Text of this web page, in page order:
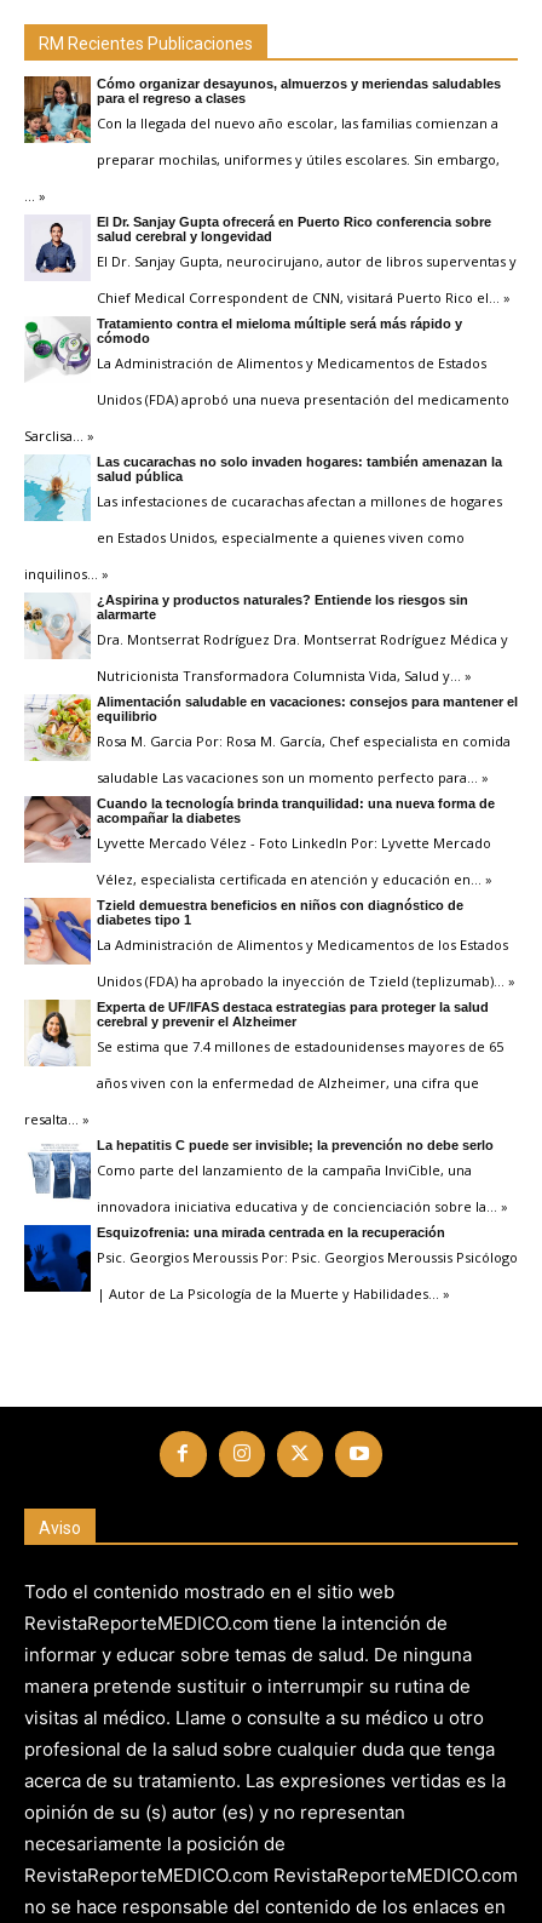
RM Recientes Publicaciones
Cómo organizar desayunos, almuerzos y meriendas saludables
para el regreso a clases
Con la llegada del nuevo año escolar, las familias comienzan a
preparar mochilas, uniformes y útiles escolares. Sin embargo,
… »
El Dr. Sanjay Gupta ofrecerá en Puerto Rico conferencia sobre
salud cerebral y longevidad
El Dr. Sanjay Gupta, neurocirujano, autor de libros superventas y
Chief Medical Correspondent de CNN, visitará Puerto Rico el … »
Tratamiento contra el mieloma múltiple será más rápido y
cómodo
La Administración de Alimentos y Medicamentos de Estados
Unidos (FDA) aprobó una nueva presentación del medicamento
Sarclisa … »
Las cucarachas no solo invaden hogares: también amenazan la
salud pública
Las infestaciones de cucarachas afectan a millones de hogares
en Estados Unidos, especialmente a quienes viven como
inquilinos … »
¿Aspirina y productos naturales? Entiende los riesgos sin
alarmarte
Dra. Montserrat Rodríguez Dra. Montserrat Rodríguez Médica y
Nutricionista Transformadora Columnista Vida, Salud y … »
Alimentación saludable en vacaciones: consejos para mantener el
equilibrio
Rosa M. Garcia Por: Rosa M. García, Chef especialista en comida
saludable Las vacaciones son un momento perfecto para … »
Cuando la tecnología brinda tranquilidad: una nueva forma de
acompañar la diabetes
Lyvette Mercado Vélez - Foto LinkedIn Por: Lyvette Mercado
Vélez, especialista certificada en atención y educación en … »
Tzield demuestra beneficios en niños con diagnóstico de
diabetes tipo 1
La Administración de Alimentos y Medicamentos de los Estados
Unidos (FDA) ha aprobado la inyección de Tzield (teplizumab) … »
Experta de UF/IFAS destaca estrategias para proteger la salud
cerebral y prevenir el Alzheimer
Se estima que 7.4 millones de estadounidenses mayores de 65
años viven con la enfermedad de Alzheimer, una cifra que
resalta … »
La hepatitis C puede ser invisible; la prevención no debe serlo
Como parte del lanzamiento de la campaña InviCible, una
innovadora iniciativa educativa y de concienciación sobre la … »
Esquizofrenia: una mirada centrada en la recuperación
Psic. Georgios Meroussis Por: Psic. Georgios Meroussis Psicólogo
| Autor de La Psicología de la Muerte y Habilidades … »
Aviso
Todo el contenido mostrado en el sitio web
RevistaReporteMEDICO.com tiene la intención de
informar y educar sobre temas de salud. De ninguna
manera pretende sustituir o interrumpir su rutina de
visitas al médico. Llame o consulte a su médico u otro
profesional de la salud sobre cualquier duda que tenga
acerca de su tratamiento. Las expresiones vertidas es la
opinión de su (s) autor (es) y no representan
necesariamente la posición de
RevistaReporteMEDICO.com RevistaReporteMEDICO.com
no se hace responsable del contenido de los enlaces en